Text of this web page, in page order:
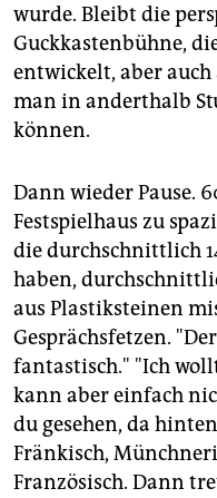
wurde. Bleibt die
Guckkastenbühne,
entwickelt, aber auch
man in anderthalb
können.
Dann wieder Pause.
Festspielhaus zu
die durchschnittlich
haben,
aus Plastiksteinen
Gesprächsfetzen.
fantastisch." "Ich
kann aber einfach
du gesehen, da
Fränkisch,
Französisch. Dann